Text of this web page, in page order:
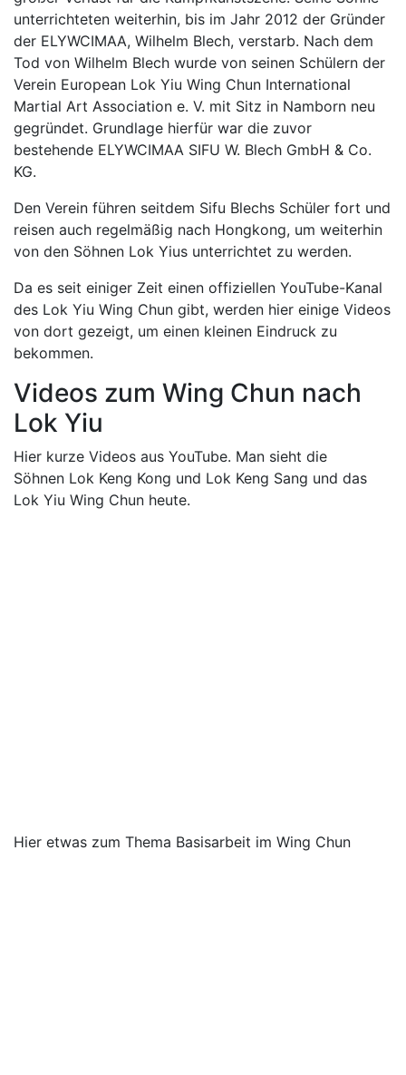
unterrichteten weiterhin, bis im Jahr 2012 der Gründer
der ELYWCIMAA, Wilhelm Blech, verstarb. Nach dem
Tod von Wilhelm Blech wurde von seinen Schülern der
Verein European Lok Yiu Wing Chun International
Martial Art Association e. V. mit Sitz in Namborn neu
gegründet. Grundlage hierfür war die zuvor
bestehende ELYWCIMAA SIFU W. Blech GmbH & Co.
KG.
Den Verein führen seitdem Sifu Blechs Schüler fort und
reisen auch regelmäßig nach Hongkong, um weiterhin
von den Söhnen Lok Yius unterrichtet zu werden.
Da es seit einiger Zeit einen offiziellen YouTube-Kanal
des Lok Yiu Wing Chun gibt, werden hier einige Videos
von dort gezeigt, um einen kleinen Eindruck zu
bekommen.
Videos zum Wing Chun nach
Lok Yiu
Hier kurze Videos aus YouTube. Man sieht die
Söhnen Lok Keng Kong und Lok Keng Sang und das
Lok Yiu Wing Chun heute.
Hier etwas zum Thema Basisarbeit im Wing Chun